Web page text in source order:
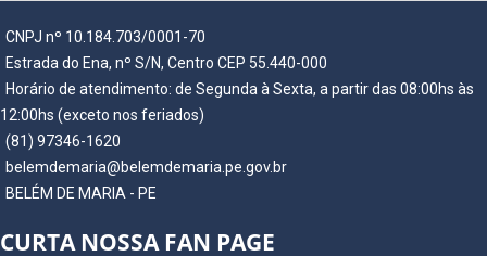
CNPJ nº 10.184.703/0001-70
Estrada do Ena, nº S/N, Centro CEP 55.440-000
Horário de atendimento: de Segunda à Sexta, a partir das 08:00hs às
12:00hs (exceto nos feriados)
(81) 97346-1620
belemdemaria@belemdemaria.pe.gov.br
BELÉM DE MARIA - PE
CURTA NOSSA FAN PAGE